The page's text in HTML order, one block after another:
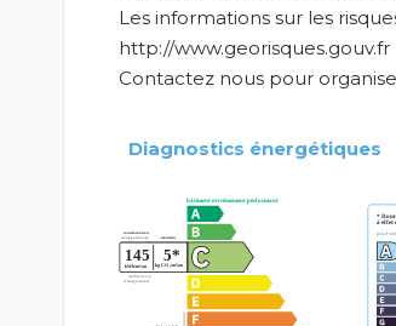
Les informations sur les
http://www.georisques.gouv.fr
Contactez nous pour
Diagnostics énergétiques